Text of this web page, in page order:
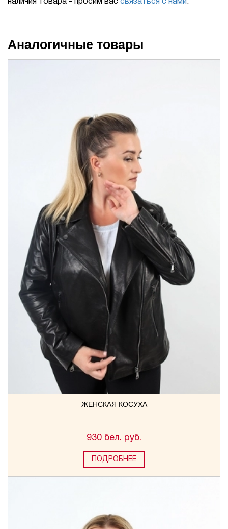
наличия товара - просим вас связаться с нами .
Аналогичные товары
ЖЕНСКАЯ КОСУХА
930 бел. руб.
ПОДРОБНЕЕ